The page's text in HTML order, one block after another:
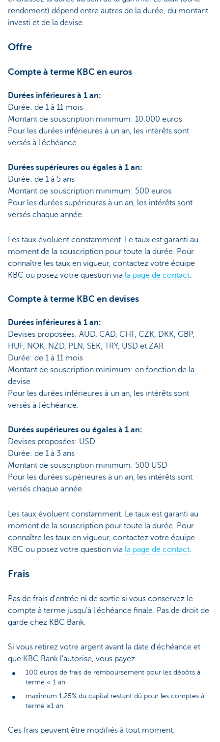
rendement) dépend entre autres de la durée, du montant
investi et de la devise.
Offre
Compte à terme KBC en euros
Durées inférieures à 1 an:
Durée: de 1 à 11 mois
Montant de souscription minimum: 10.000 euros
Pour les durées inférieures à un an, les intérêts sont
versés à l'échéance.
Durées supérieures ou égales à 1 an:
Durée: de 1 à 5 ans
Montant de souscription minimum: 500 euros
Pour les durées supérieures à un an, les intérêts sont
versés chaque année.
Les taux évoluent constamment. Le taux est garanti au
moment de la souscription pour toute la durée. Pour
connaître les taux en vigueur, contactez votre équipe
KBC ou posez votre question via la page de contact.
Compte à terme KBC en devises
Durées inférieures à 1 an:
Devises proposées: AUD, CAD, CHF, CZK, DKK, GBP,
HUF, NOK, NZD, PLN, SEK, TRY, USD et ZAR
Durée: de 1 à 11 mois
Montant de souscription minimum: en fonction de la
devise
Pour les durées inférieures à un an, les intérêts sont
versés à l'échéance.
Durées supérieures ou égales à 1 an:
Devises proposées: USD
Durée: de 1 à 3 ans
Montant de souscription minimum: 500 USD
Pour les durées supérieures à un an, les intérêts sont
versés chaque année.
Les taux évoluent constamment. Le taux est garanti au
moment de la souscription pour toute la durée. Pour
connaître les taux en vigueur, contactez votre équipe
KBC ou posez votre question via la page de contact
Frais
Pas de frais d'entrée ni de sortie si vous conservez le
compte à terme jusqu'à l'échéance finale. Pas de droit de
garde chez KBC Bank.
Si vous retirez votre argent avant la date d'échéance et
que KBC Bank l'autorise, vous payez
100 euros de frais de remboursement pour les dépôts à
terme < 1 an
maximum 1,25% du capital restant dû pour les comptes à
terme ≥1 an.
Ces frais peuvent être modifiés à tout moment.